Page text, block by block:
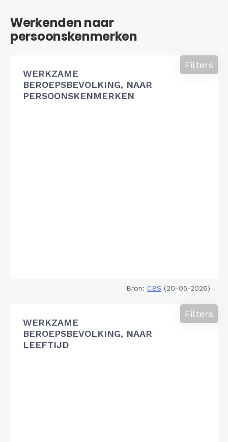
Werkenden naar
persoonskenmerken
WERKZAME
BEROEPSBEVOLKING, NAAR
PERSOONSKENMERKEN
Filters
Bron: CBS (20-05-2026)
WERKZAME
BEROEPSBEVOLKING, NAAR
LEEFTIJD
Filters